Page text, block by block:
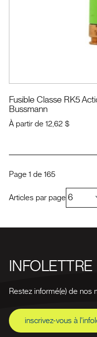
Fusible Classe RK5
Bussmann
À partir de 12,62 $
Page 1 de 165
Articles par page
INFOLETTRE
Restez informé(e) de nos
inscrivez-vous à